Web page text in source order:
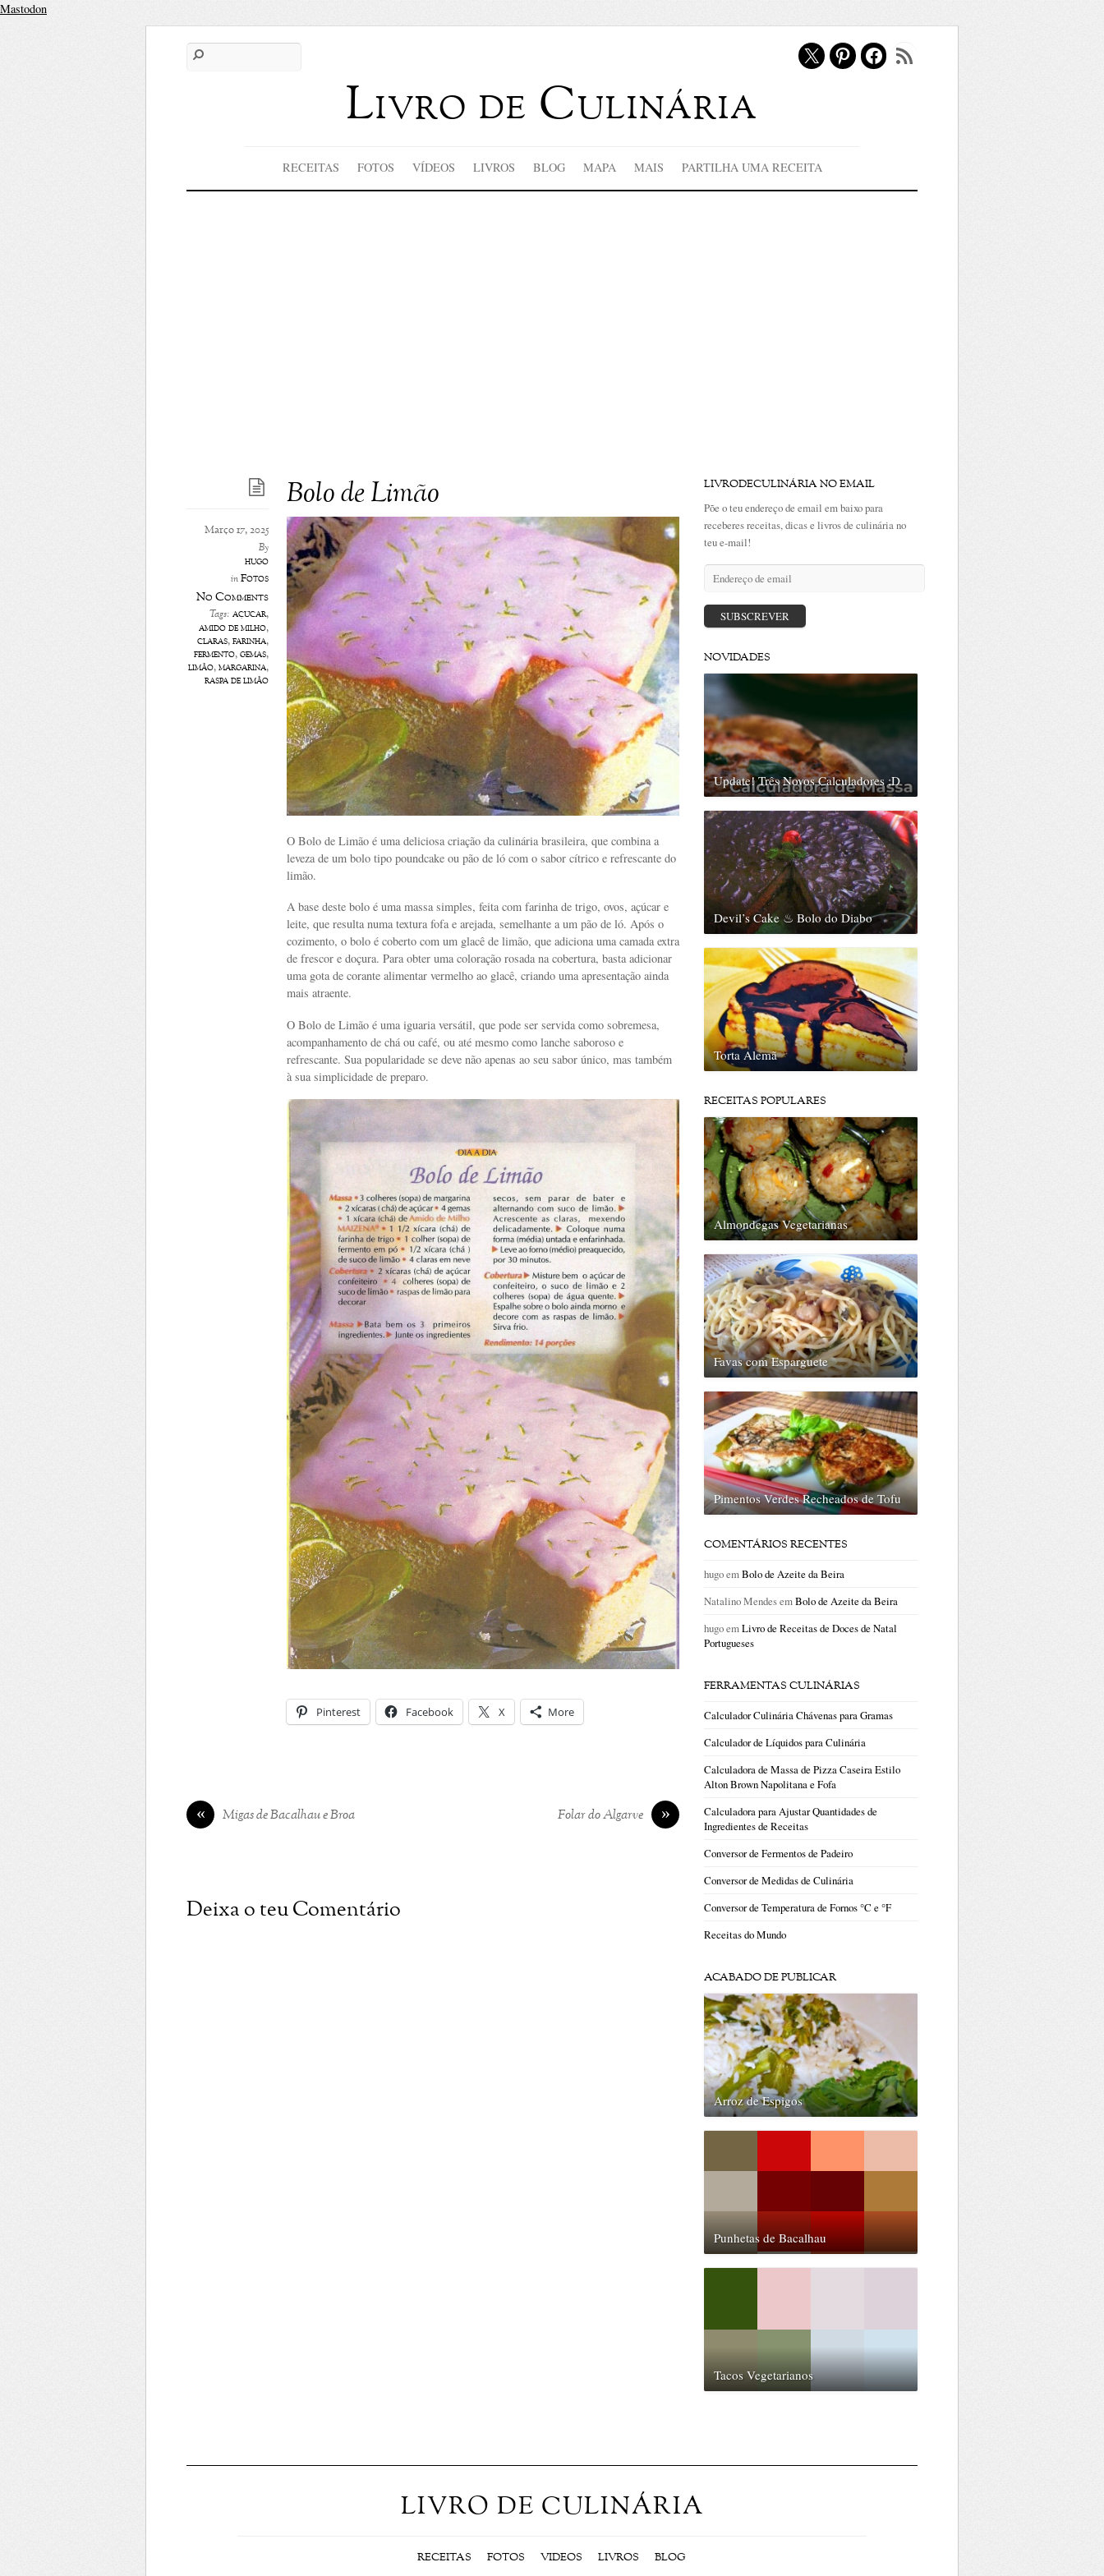
Mastodon
Livro de Culinária
X Pinterest
Facebook
Feed RSS
RECEITAS FOTOS VÍDEOS LIVROS BLOG MAPA MAIS PARTILHA UMA RECEITA
Bolo de Limão
Março 17, 2025
By
hugo
inFotos
No Comments
Tags: açúcar,
amido de milho,
claras,farinha,
fermento,gemas,
limão,margarina,
raspa de limão
O Bolo de Limão é uma deliciosa criação da culinária brasileira, que combina a
leveza de um bolo tipo poundcake ou pão de ló com o sabor cítrico e refrescante do
limão.
A base deste bolo é uma massa simples, feita com farinha de trigo, ovos, açúcar e
leite, que resulta numa textura fofa e arejada, semelhante a um pão de ló. Após o
cozimento, o bolo é coberto com um glacê de limão, que adiciona uma camada extra
de frescor e doçura. Para obter uma coloração rosada na cobertura, basta adicionar
uma gota de corante alimentar vermelho ao glacê, criando uma apresentação ainda
mais atraente.
O Bolo de Limão é uma iguaria versátil, que pode ser servida como sobremesa,
acompanhamento de chá ou café, ou até mesmo como lanche saboroso e
refrescante. Sua popularidade se deve não apenas ao seu sabor único, mas também
à sua simplicidade de preparo.
Pinterest Facebook X More
« Migas de Bacalhau e Broa »
Folar do Algarve
Deixa o teu Comentário
LIVRODECULINÁRIA NO EMAIL
Põe o teu endereço de email em baixo para
receberes receitas, dicas e livros de culinária no
teu e-mail!
email
SUBSCREVER
NOVIDADES
Update! Três Novos Calculadores ;D
Devil’s Cake ♨ Bolo do Diabo
Torta Alemã
RECEITAS POPULARES
Almondegas Vegetarianas
Favas com Esparguete
Pimentos Verdes Recheados de Tofu
COMENTÁRIOS RECENTES
hugoemBolo de Azeite da Beira
Natalino MendesemBolo de Azeite da Beira
hugoemLivro de Receitas de Doces de Natal
Portugueses
FERRAMENTAS CULINÁRIAS
Calculador Culinária Chávenas para Gramas
Calculador de Líquidos para Culinária
Calculadora de Massa de Pizza Caseira Estilo
Alton Brown Napolitana e Fofa
Calculadora para Ajustar Quantidades de
Ingredientes de Receitas
Conversor de Fermentos de Padeiro
Conversor de Medidas de Culinária
Conversor de Temperatura de Fornos °C e °F
Receitas do Mundo
ACABADO DE PUBLICAR
Arroz de Espigos
Punhetas de Bacalhau
Tacos Vegetarianos
LIVRO DE CULINÁRIA
RECEITAS FOTOS VIDEOS LIVROS BLOG